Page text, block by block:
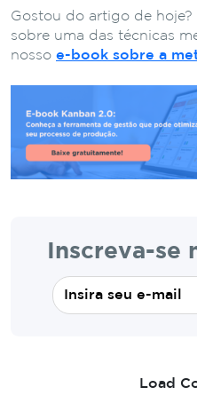
Gostou do artigo de
sobre uma das técnicas
nosso e-book sobre a
Inscreva-se
Load